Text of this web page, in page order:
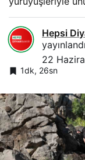
Hepsi
yayınlandı
22
1dk, 26sn